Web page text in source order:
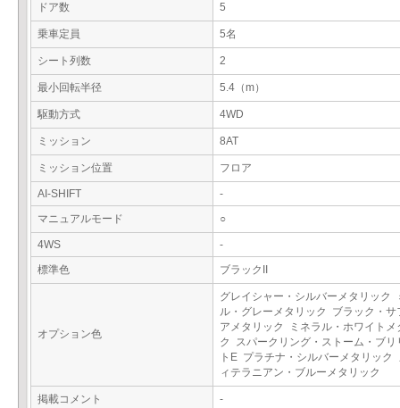
ドア数 5
乗車定員 5名
シート列数 2
最小回転半径 5.4（m）
駆動方式 4WD
ミッション 8AT
ミッション位置 フロア
AI-SHIFT
-
マニュアルモード
○
4WS
-
標準色
ブラックII
オプション色
グレイシャー・シルバーメタリック
ル・グレーメタリック ブラック・サ
アメタリック ミネラル・ホワイトメ
ク スパークリング・ストーム・ブリ
トE プラチナ・シルバーメタリック
ィテラニアン・ブルーメタリック
掲載コメント -